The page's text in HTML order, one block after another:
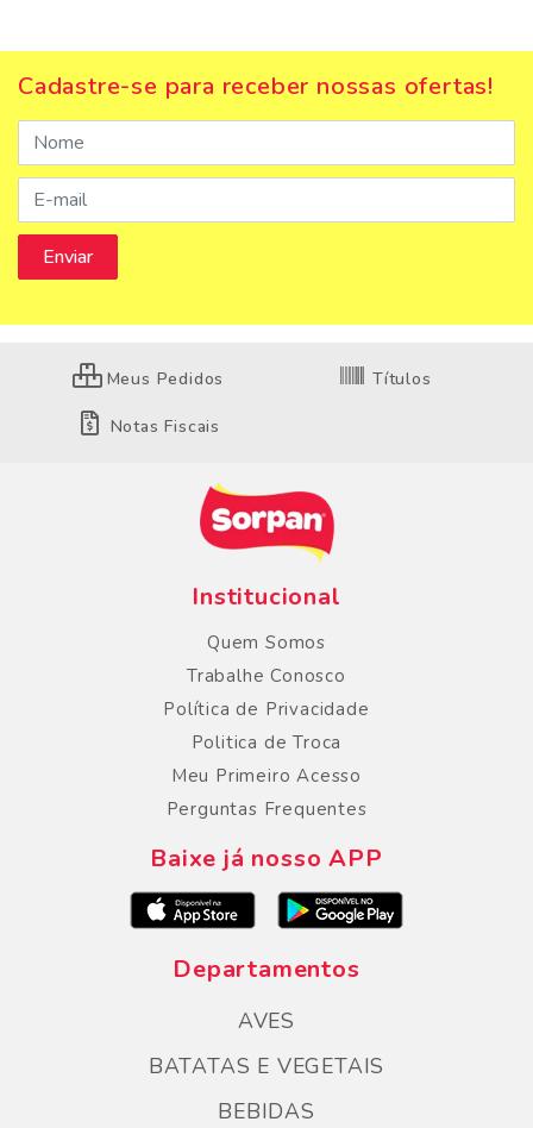
Cadastre-se para receber nossas ofertas!
Meus Pedidos Títulos
Notas Fiscais
Institucional
Quem Somos
Trabalhe Conosco
Política de Privacidade
Politica de Troca
Meu Primeiro Acesso
Perguntas Frequentes
Baixe já nosso APP
Departamentos
AVES
BATATAS E VEGETAIS
BEBIDAS